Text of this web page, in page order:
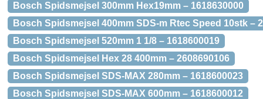
Bosch Spidsmejsel 300mm Hex19mm – 1618630000
Bosch Spidsmejsel 400mm SDS-m Rtec Speed 10stk –
Bosch Spidsmejsel 520mm 1 1/8 – 1618600019
Bosch Spidsmejsel Hex 28 400mm – 2608690106
Bosch Spidsmejsel SDS-MAX 280mm – 1618600023
Bosch Spidsmejsel SDS-MAX 600mm – 1618600012